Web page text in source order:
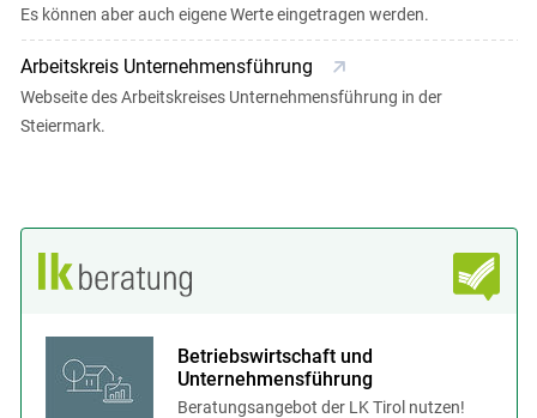
Es können aber auch eigene Werte eingetragen werden.
Arbeitskreis Unternehmensführung
Webseite des Arbeitskreises Unternehmensführung in der
Steiermark.
Betriebswirtschaft und
Unternehmensführung
Beratungsangebot der LK Tirol nutzen!